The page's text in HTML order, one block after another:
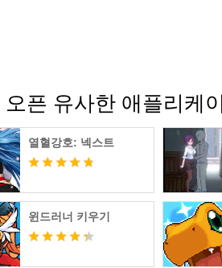
픈 유사한 애플리케
열혈강호: 넥스트
윈드러너 키우기